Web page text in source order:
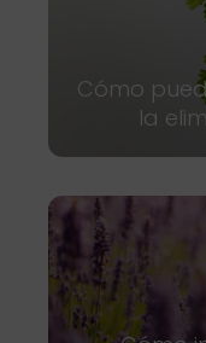
Cómo
la